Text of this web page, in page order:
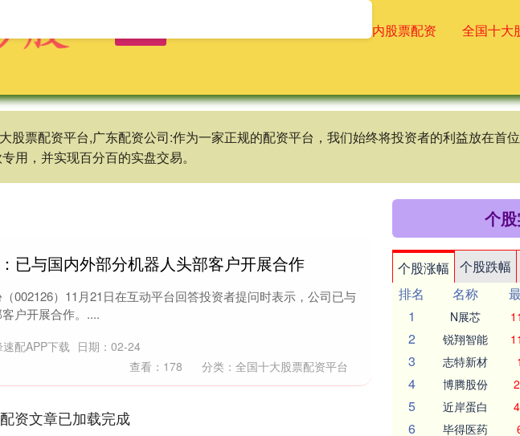
场内股票配资 全国十大
股票配资平台,广东配资公司:作为一家正规的配资平台，我们始终将投资者的利益放在首
用，并实现百分百的实盘交易。
已与国内外部分机器人头部客户开展合作
002126）11月21日在互动平台回答投资者提问时表示，公司已与
户开展合作。....
配APP下载 日期：02-24
查看： 178 分类： 全国十大股票配资平台
资文章已加载完成
个
个股涨幅 个股跌幅
排名
名称
1
N展芯
2 锐翔智能
3 志特新材
4 博腾股份
5 近岸蛋白
6 毕得医药